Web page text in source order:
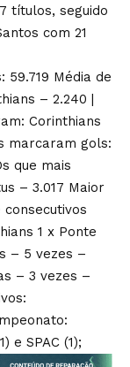
títulos, seguido
com 21
59.719 Média de
– 2.240 |
Corinthians
marcaram gols:
que mais
– 3.017 Maior
1 x Ponte
– 5 vezes –
– 3 vezes –
e SPAC (1);